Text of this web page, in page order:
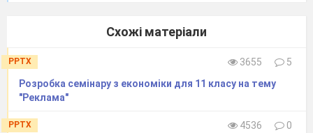
Схожі матеріали
PPTX 3655
5
Розробка семінару з економіки для 11 класу на тему
"Реклама"
PPTX 4536
0